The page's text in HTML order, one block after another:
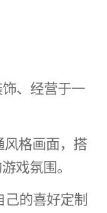
、经营于一
格画面，搭
戏氛围。
的喜好定制